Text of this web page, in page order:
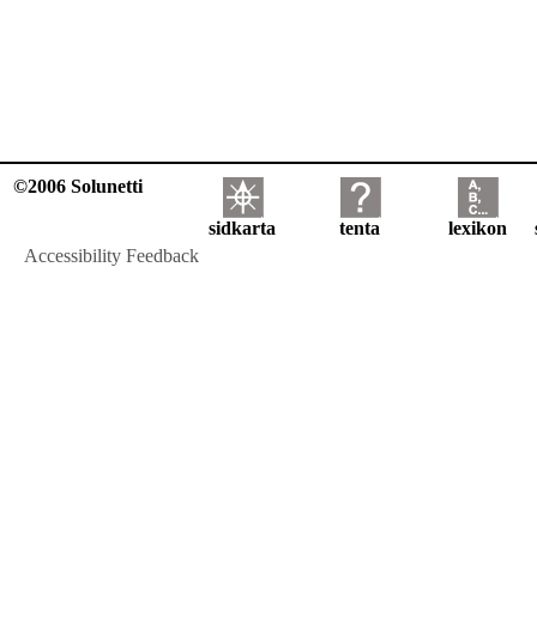
©2006 Solunetti
sidkarta tenta lexikon
Accessibility Feedback